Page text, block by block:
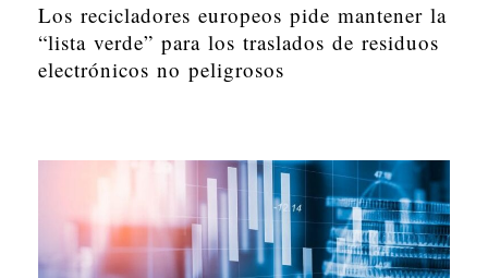
Los recicladores europeos pide mantener la
“lista verde” para los traslados de residuos
electrónicos no peligrosos